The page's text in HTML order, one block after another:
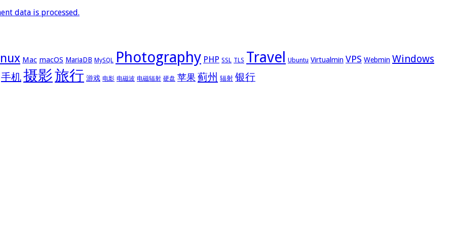
data is processed.
Mac macOS MariaDB MySQL Photography PHP SSL TLS Travel Ubuntu Virtualmin VPS Webmin Windows
手机摄影旅行 游戏 电影 电磁波 电磁辐射 硬盘 苹果 蓟州 辐射 银行